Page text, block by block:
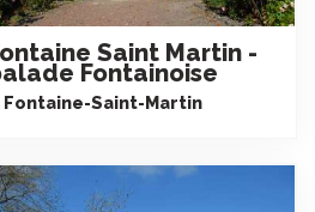
Saint Martin -
Fontainoise
Fontaine-Saint-Martin